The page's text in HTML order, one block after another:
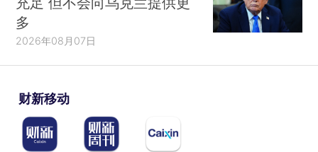
多
2026年08月07日
财新移动